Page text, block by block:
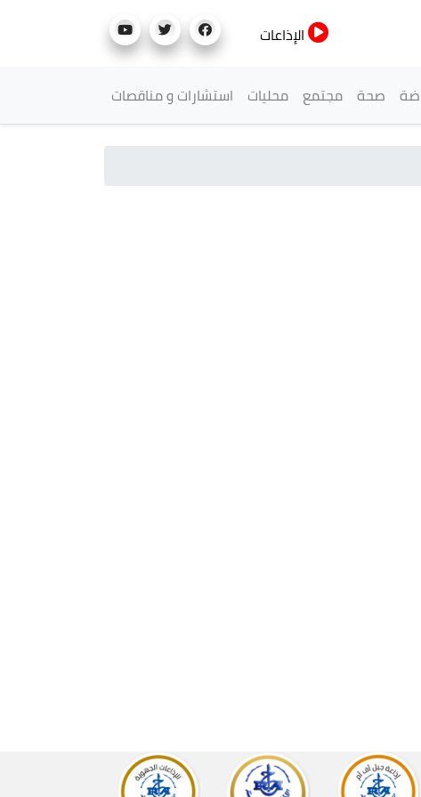
الإذاعات
صحة مجتمع محليات استشارات و مناقصات